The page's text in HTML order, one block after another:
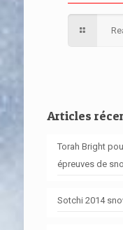
Articles
Torah Bright
épreuves de
Sotchi 2014